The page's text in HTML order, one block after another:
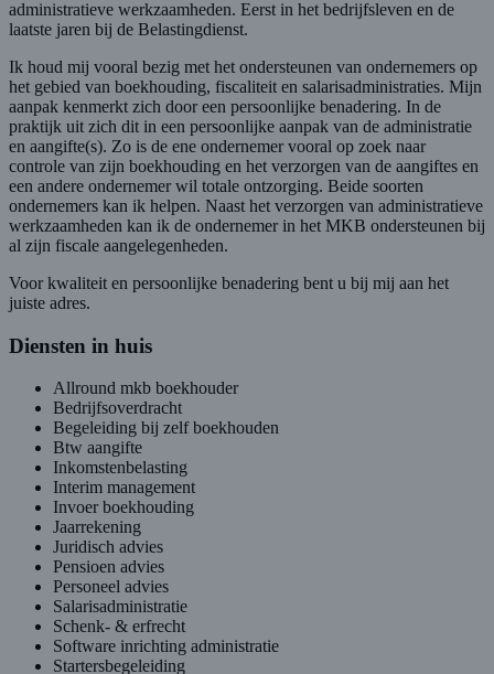
administratieve werkzaamheden. Eerst in het bedrijfsleven en de
laatste jaren bij de Belastingdienst.
Ik houd mij vooral bezig met het ondersteunen van ondernemers op
het gebied van boekhouding, fiscaliteit en salarisadministraties. Mijn
aanpak kenmerkt zich door een persoonlijke benadering. In de
praktijk uit zich dit in een persoonlijke aanpak van de administratie
en aangifte(s). Zo is de ene ondernemer vooral op zoek naar
controle van zijn boekhouding en het verzorgen van de aangiftes en
een andere ondernemer wil totale ontzorging. Beide soorten
ondernemers kan ik helpen. Naast het verzorgen van administratieve
werkzaamheden kan ik de ondernemer in het MKB ondersteunen bij
al zijn fiscale aangelegenheden.
Voor kwaliteit en persoonlijke benadering bent u bij mij aan het
juiste adres.
Diensten in huis
Allround mkb boekhouder
Bedrijfsoverdracht
Begeleiding bij zelf boekhouden
Btw aangifte
Inkomstenbelasting
Interim management
Invoer boekhouding
Jaarrekening
Juridisch advies
Pensioen advies
Personeel advies
Salarisadministratie
Schenk- & erfrecht
Software inrichting administratie
Startersbegeleiding